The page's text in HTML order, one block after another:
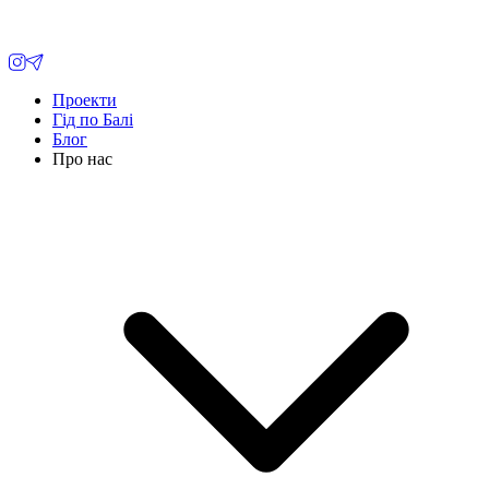
Проекти
Гід по Балі
Блог
Про нас